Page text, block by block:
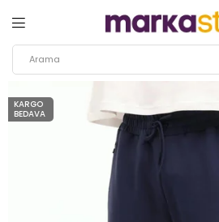
KARGO
BEDAVA